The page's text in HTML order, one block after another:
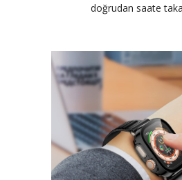
doğrudan saate